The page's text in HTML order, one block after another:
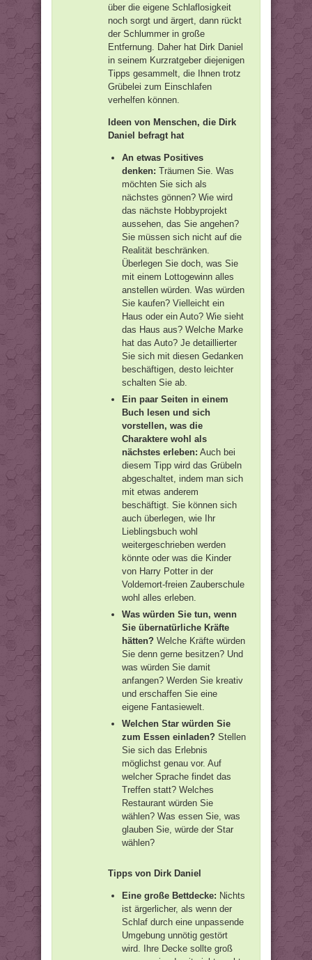
über die eigene Schlaflosigkeit
noch sorgt und ärgert, dann rückt
der Schlummer in große
Entfernung. Daher hat Dirk Daniel
in seinem Kurzratgeber diejenigen
Tipps gesammelt, die Ihnen trotz
Grübelei zum Einschlafen
verhelfen können.
Ideen von Menschen, die Dirk
Daniel befragt hat
An etwas Positives
denken: Träumen Sie. Was
möchten Sie sich als
nächstes gönnen? Wie wird
das nächste Hobbyprojekt
aussehen, das Sie angehen?
Sie müssen sich nicht auf die
Realität beschränken.
Überlegen Sie doch, was Sie
mit einem Lottogewinn alles
anstellen würden. Was würden
Sie kaufen? Vielleicht ein
Haus oder ein Auto? Wie sieht
das Haus aus? Welche Marke
hat das Auto? Je detaillierter
Sie sich mit diesen Gedanken
beschäftigen, desto leichter
schalten Sie ab.
Ein paar Seiten in einem
Buch lesen und sich
vorstellen, was die
Charaktere wohl als
nächstes erleben: Auch bei
diesem Tipp wird das Grübeln
abgeschaltet, indem man sich
mit etwas anderem
beschäftigt. Sie können sich
auch überlegen, wie Ihr
Lieblingsbuch wohl
weitergeschrieben werden
könnte oder was die Kinder
von Harry Potter in der
Voldemort-freien Zauberschule
wohl alles erleben.
Was würden Sie tun, wenn
Sie übernatürliche Kräfte
hätten? Welche Kräfte würden
Sie denn gerne besitzen? Und
was würden Sie damit
anfangen? Werden Sie kreativ
und erschaffen Sie eine
eigene Fantasiewelt.
Welchen Star würden Sie
zum Essen einladen? Stellen
Sie sich das Erlebnis
möglichst genau vor. Auf
welcher Sprache findet das
Treffen statt? Welches
Restaurant würden Sie
wählen? Was essen Sie, was
glauben Sie, würde der Star
wählen?
Tipps von Dirk Daniel
Eine große Bettdecke: Nichts
ist ärgerlicher, als wenn der
Schlaf durch eine unpassende
Umgebung unnötig gestört
wird. Ihre Decke sollte groß